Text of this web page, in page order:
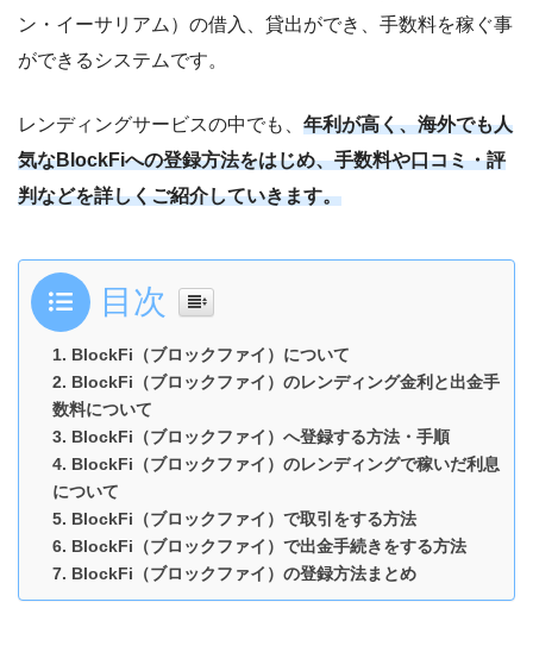
ン・イーサリアム）の借入、貸出ができ、手数料を稼ぐ事
ができるシステムです。
レンディングサービスの中でも、 年利が高く、海外でも人
気なBlockFiへの登録方法をはじめ、手数料や口コミ・評
判などを詳しくご紹介していきます。
目次
BlockFi（ブロックファイ）について
BlockFi（ブロックファイ）のレンディング金利と出金手
数料について
BlockFi（ブロックファイ）へ登録する方法・手順
BlockFi（ブロックファイ）のレンディングで稼いだ利息
について
BlockFi（ブロックファイ）で取引をする方法
BlockFi（ブロックファイ）で出金手続きをする方法
BlockFi（ブロックファイ）の登録方法まとめ